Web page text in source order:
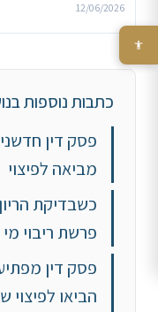
12/06/2026
כתבות נוספות
פסק דין
מביאה לפיצוי
כשבדיקת
פרשת ריבוי
פסק דין